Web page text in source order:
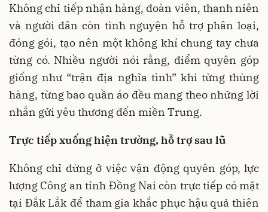
Không chỉ tiếp nhận hàng, đoàn viên, thanh niên
và người dân còn tình nguyện hỗ trợ phân loại,
đóng gói, tạo nên một không khí chung tay chưa
từng có. Nhiều người nói rằng, điểm quyên góp
giống như “trận địa nghĩa tình” khi từng thùng
hàng, từng bao quần áo đều mang theo những lời
nhắn gửi yêu thương đến miền Trung.
Trực tiếp xuống hiện trường, hỗ trợ sau lũ
Không chỉ dừng ở việc vận động quyên góp, lực
lượng Công an tỉnh Đồng Nai còn trực tiếp có mặt
tại Đắk Lắk để tham gia khắc phục hậu quả thiên